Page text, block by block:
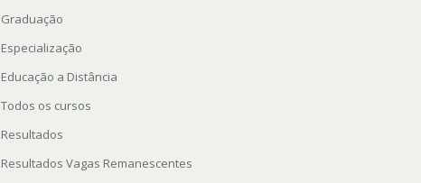
Graduação
Especialização
Educação a Distância
Todos os cursos
Resultados
Resultados Vagas Remanescentes